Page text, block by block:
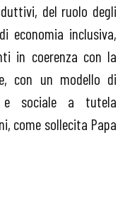
del ruolo degli
economia inclusiva,
in coerenza con la
con un modello di
e sociale a tutela
come sollecita Papa